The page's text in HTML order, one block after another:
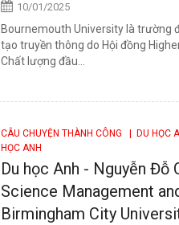
10/01/2025
Bournemouth University là trường
tạo truyền thông do Hội đồng
Chất lượng đầu...
CÂU CHUYỆN THÀNH CÔNG | DU HỌC
HỌC ANH
Du học Anh - Nguyễn Đỗ
Science Management
Birmingham City